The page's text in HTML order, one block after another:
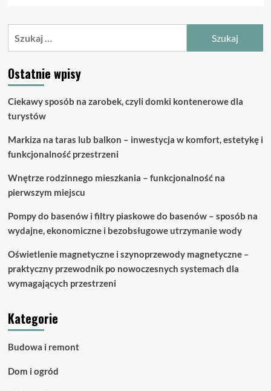
o
Ostatnie wpisy
Ciekawy sposób na zarobek, czyli domki kontenerowe dla
turystów
Markiza na taras lub balkon – inwestycja w komfort, estetykę i
funkcjonalność przestrzeni
Wnętrze rodzinnego mieszkania – funkcjonalność na
pierwszym miejscu
Pompy do basenów i filtry piaskowe do basenów – sposób na
wydajne, ekonomiczne i bezobsługowe utrzymanie wody
Oświetlenie magnetyczne i szynoprzewody magnetyczne –
praktyczny przewodnik po nowoczesnych systemach dla
wymagających przestrzeni
Kategorie
Budowa i remont
Dom i ogród